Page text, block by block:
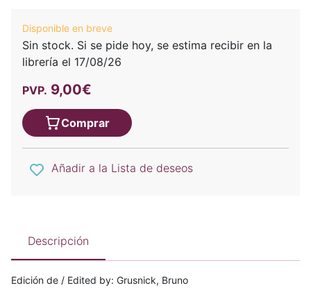
Disponible en breve
Sin stock. Si se pide hoy, se estima recibir en la
librería el 17/08/26
PVP. 9,00€
Comprar
Añadir a la Lista de deseos
Descripción
Edición de / Edited by: Grusnick, Bruno